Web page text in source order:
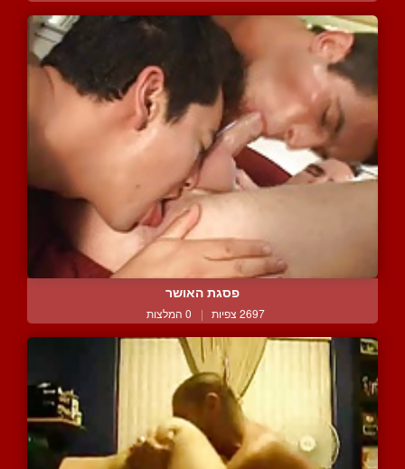
פסגת האושר
2697 צפיות | 0 המלצות